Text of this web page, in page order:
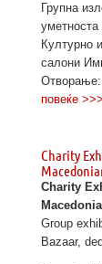
Групна
уметноста
Културно
салони
Отворање:
повеќе >>>
Charity
Charity
Group
Bazaar,